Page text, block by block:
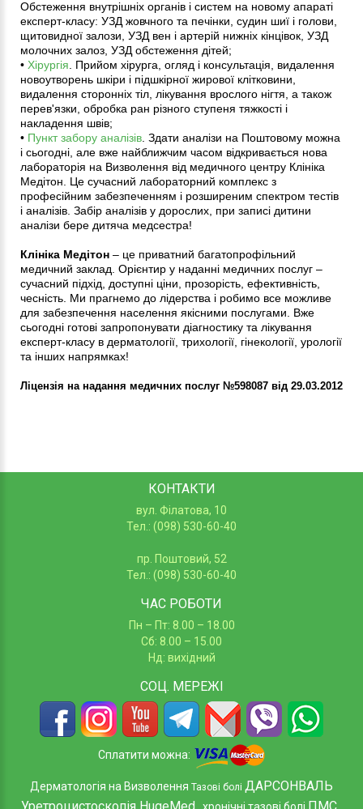
Обстеження внутрішніх органів і систем на новому апараті
експерт-класу: УЗД жовчного та печінки, судин шиї і голови,
щитовидної залози, УЗД вен і артерій нижніх кінцівок, УЗД
молочних залоз, УЗД обстеження дітей;
• Хірургія . Прийом хірурга, огляд і консультація, видалення
новоутворень шкіри і підшкірної жирової клітковини,
видалення сторонніх тіл, лікування врослого нігтя, а також
перев'язки, обробка ран різного ступеня тяжкості і
накладення швів;
• Пункт забору аналізів . Здати аналізи на Поштовому можна
і сьогодні, але вже найближчим часом відкривається нова
лабораторія на Визволення від медичного центру Клініка
Медітон. Це сучасний лабораторний комплекс з
професійним забезпеченням і розширеним спектром тестів
і аналізів. Забір аналізів у дорослих, при записі дитини
аналізи бере дитяча медсестра!
Клініка Медітон – це приватний багатопрофільний
медичний заклад. Орієнтир у наданні медичних послуг –
сучасний підхід, доступні ціни, прозорість, ефективність,
чесність. Ми прагнемо до лідерства і робимо все можливе
для забезпечення населення якісними послугами. Вже
сьогодні готові запропонувати діагностику та лікування
експерт-класу в дерматології, трихології, гінекології, урології
та інших напрямках!
Ліцензія на надання медичних послуг №598087 від 29.03.2012
КОНТАКТИ
вул. Філатова, 10
Тел.: (098) 530-60-40
пр. Поштовий, 52
Тел.: (098) 530-60-40
ЧАС РОБОТИ
Пн – Пт: 8.00 – 18.00
Сб: 8.00 – 15.00
Нд: вихідний
СОЦ. МЕРЕЖІ
Сплатити можна:
Дерматологія на Визволення Тазові болі ДАРСОНВАЛЬ
хронічні тазові болі